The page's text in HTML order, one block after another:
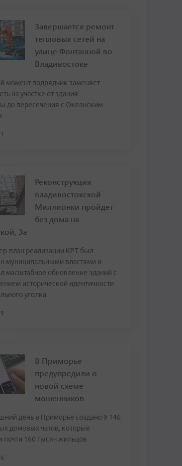
Завершается ремонт
тепловых сетей на
улице Фонтанной во
Владивостоке
момент подрядчик заменяет
на участке от здания
до пересечения с Океанским
Реконструкция
владивостокской
Миллионки пройдет
без дома на
3а
план реализации КРТ был
муниципальными властями и
масштабное обновление зданий с
исторической идентичности
уголка
В Приморье
предупредили о
новой схеме
мошенников
день в Приморье создано 9 146
домовых чатов, которые
почти 160 тысяч жильцов